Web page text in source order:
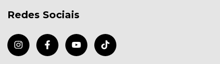
Redes Sociais